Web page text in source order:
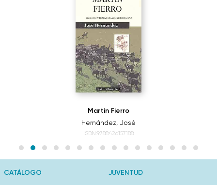
Martín Fierro
Hernández, José
ISBN:9788426157188
CATÁLOGO JUVENTUD